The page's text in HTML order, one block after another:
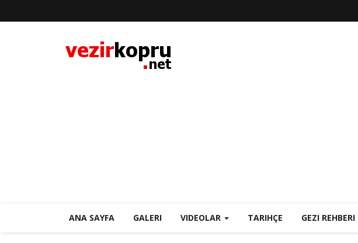
ANA SAYFA GALERI VIDEOLAR TARIHÇE GEZI REHBERI